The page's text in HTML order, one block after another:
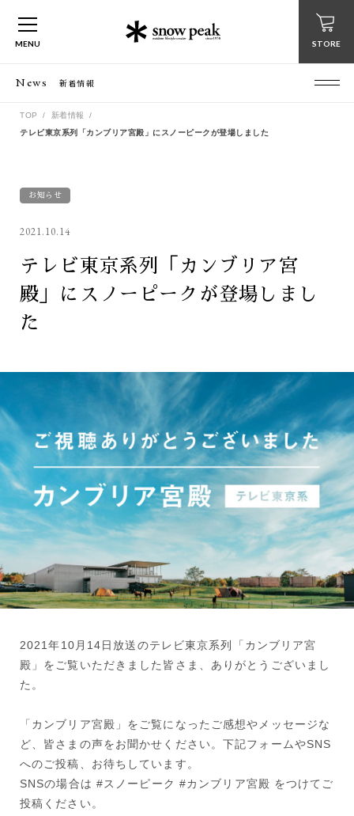
MENU STORE
News 新着情報
TOP
新着情報
テレビ東京系列「カンブリア宮殿」にスノーピークが登場しました
お知らせ
2021.10.14
テレビ東京系列「カンブリア宮
殿」にスノーピークが登場しまし
た
2021年10月14日放送のテレビ東京系列「カンブリア宮
殿」をご覧いただきました皆さま、ありがとうございまし
た。
「カンブリア宮殿」をご覧になったご感想やメッセージな
ど、皆さまの声をお聞かせください。下記フォームやSNS
へのご投稿、お待ちしています。
SNSの場合は #スノーピーク #カンブリア宮殿 をつけてご
投稿ください。